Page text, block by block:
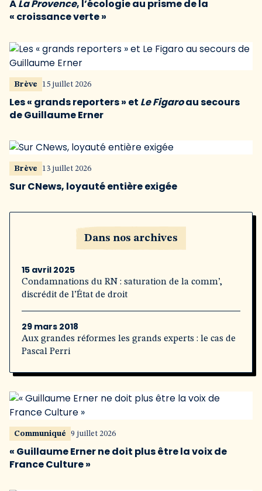
ÀLa Provence, l’écologie au prisme de la
« croissance verte »
Brève 15 juillet 2026
Les « grands reporters » et Le Figaroau secours
de Guillaume Erner
Brève 13 juillet 2026
Sur CNews, loyauté entière exigée
Dans nos archives
15 avril 2025
Condamnations du RN : saturation de la comm’,
discrédit de l’État de droit
29 mars 2018
Aux grandes réformes les grands experts : le cas de
Pascal Perri
Communiqué 9 juillet 2026
« Guillaume Erner ne doit plus être la voix de
France Culture »